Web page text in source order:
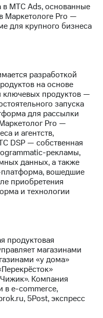
в МТС Ads, основанные
Маркетологе Pro —
для крупного бизнеса
разработкой
на основе
ключевых продуктов —
запуска
для рассылки
Pro —
и агентств,
DSP — собственная
рекламы,
данных, а также
платформа, вошедшие
приобретения
и технологии
продуктовая
магазинами
«у дома»
Компания
в e-commerce,
5Post, экспресс